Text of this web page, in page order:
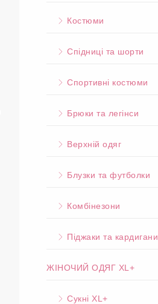
Костюми
Спідниці та шорти
Спортивні костюми
Брюки та легінси
Верхній одяг
Блузки та футболки
Комбінезони
Піджаки та кардигани
ЖІНОЧИЙ ОДЯГ XL+
Сукні XL+